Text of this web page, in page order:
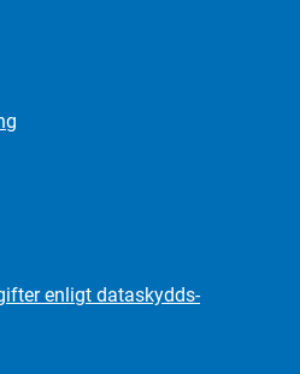
enligt dataskydds­